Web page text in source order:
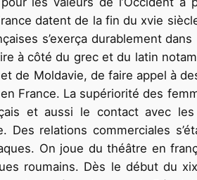
datent de la fin du xvie
s’exerça durablement
à côté du grec et du latin
de Moldavie, de faire appel à
France. La supériorité des
et aussi le contact avec
relations commerciales
On joue du théâtre en
roumains. Dès le début du